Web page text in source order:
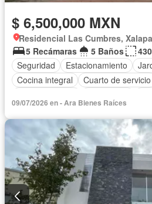
$ 6,500,000 MXN
Residencial Las Cumbres,
5 Recámaras
5 Baños
Seguridad
Estacionamiento
Cocina integral
Cuarto de servicio
Asador
Zonas verdes
Caseta de vigilancia
Conserje
Sin amueblar
09/07/2026 en - Ara Bienes Raíces